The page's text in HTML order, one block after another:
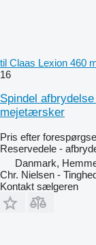
til Claas Lexion 460
16
Spindel
mejetærsker
Pris efter
Reservedele -
Danmark,
Chr. Nielsen -
Kontakt sælgeren